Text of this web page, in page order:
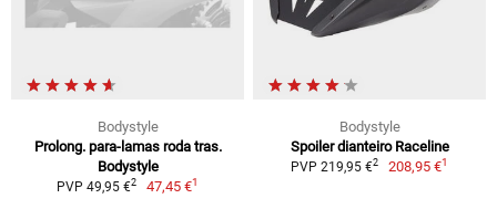
Bodystyle
Prolong. para-lamas roda tras.
Bodystyle
PVP 49,95 €2 47,45 €1
Bodystyle
Spoiler dianteiro Raceline
PVP 219,95 €2 208,95 €1